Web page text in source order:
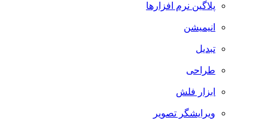
پلاگین نرم افزارها
انیمیشن
تبدیل
طراحی
ابزار فلش
ویرایشگر تصویر